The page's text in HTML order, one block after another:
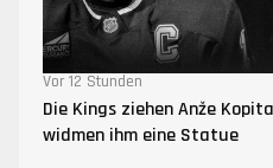
Vor 12 Stunden
Die Kings ziehen Anže
widmen ihm eine Statue